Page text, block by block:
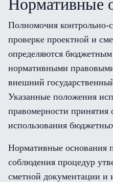
Нормативные
Полномочия контрольно-
проверке проектной и
определяются бюджетным
нормативными
внешний
Указанные положения
правомерности
использования
Нормативные основания
соблюдения процедур
сметной документации и